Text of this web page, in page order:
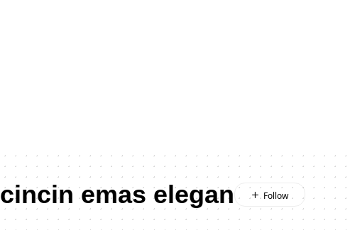
cincin emas elegan